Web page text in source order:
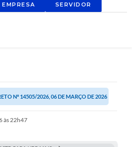
EMPRESA SERVIDOR
Nº 14505/2026, 06 DE MARÇO DE 2026
às 22h47